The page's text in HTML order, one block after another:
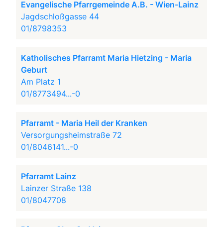
Evangelische Pfarrgemeinde A.B. - Wien-Lainz
Jagdschloßgasse 44
01/8798353
Katholisches Pfarramt Maria Hietzing - Maria
Geburt
Am Platz 1
01/8773494...-0
Pfarramt - Maria Heil der Kranken
Versorgungsheimstraße 72
01/8046141...-0
Pfarramt Lainz
Lainzer Straße 138
01/8047708